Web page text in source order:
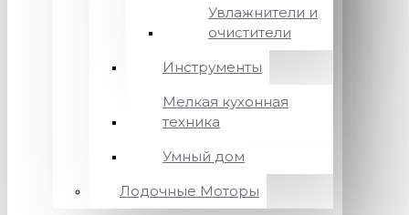
Увлажнители и
очистители
Инструменты
Мелкая кухонная
техника
Умный дом
Лодочные Моторы